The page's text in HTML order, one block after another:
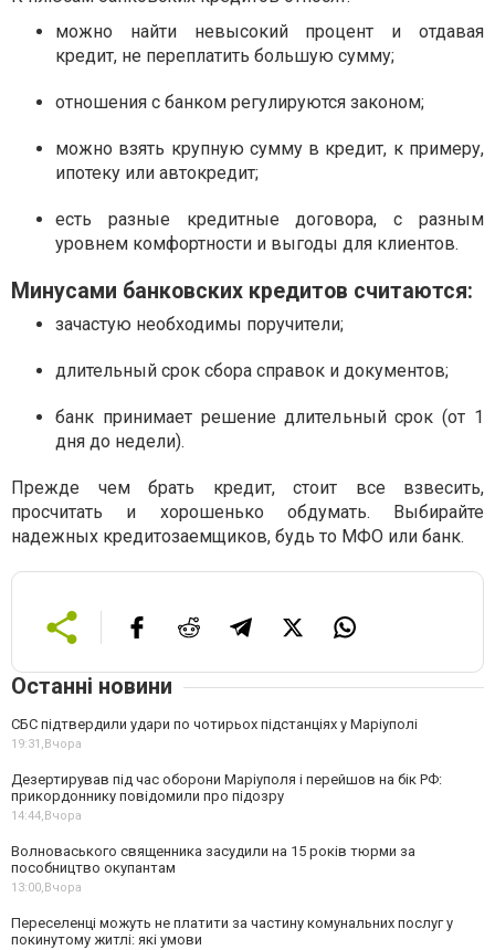
можно найти невысокий процент и отдавая
кредит, не переплатить большую сумму;
отношения с банком регулируются законом;
можно взять крупную сумму в кредит, к примеру,
ипотеку или автокредит;
есть разные кредитные договора, с разным
уровнем комфортности и выгоды для клиентов.
Минусами банковских кредитов считаются:
зачастую необходимы поручители;
длительный срок сбора справок и документов;
банк принимает решение длительный срок (от 1
дня до недели).
Прежде чем брать кредит, стоит все взвесить,
просчитать и хорошенько обдумать. Выбирайте
надежных кредитозаемщиков, будь то МФО или банк.
Останні новини
СБС підтвердили удари по чотирьох підстанціях у Маріуполі
19:31,Вчора
Дезертирував під час оборони Маріуполя і перейшов на бік РФ:
прикордоннику повідомили про підозру
14:44,Вчора
Волноваського священника засудили на 15 років тюрми за
пособництво окупантам
13:00,Вчора
Переселенці можуть не платити за частину комунальних послуг у
покинутому житлі: які умови